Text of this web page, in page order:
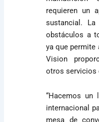
requieren un
sustancial.
obstáculos a
ya que permite
Vision
otros servicios
“Hacemos un
internacional
mesa de